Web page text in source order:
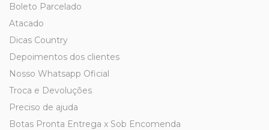
Boleto Parcelado
Atacado
Dicas Country
Depoimentos dos clientes
Nosso Whatsapp Oficial
Troca e Devoluções
Preciso de ajuda
Botas Pronta Entrega x Sob Encomenda